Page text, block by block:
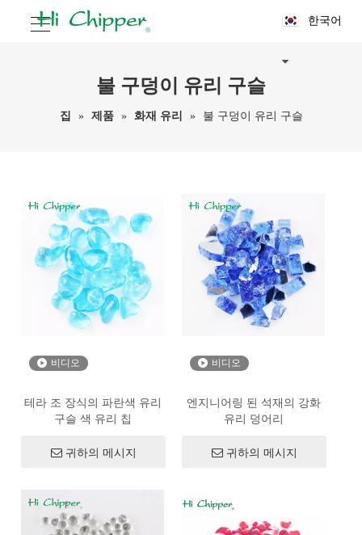
한국어
불 구덩이 유리 구슬
집 » 제품 » 화재 유리 » 불 구덩이 유리 구슬
비디오
테라 조 장식의 파란색 유리
구슬 색 유리 칩
귀하의 메시지
비디오
엔지니어링 된 석재의 강화
유리 덩어리
귀하의 메시지